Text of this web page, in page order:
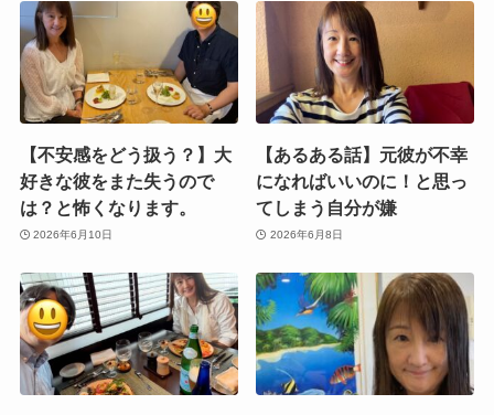
【不安感をどう扱う？】大
好きな彼をまた失うので
は？と怖くなります。
2026年6月10日
【あるある話】元彼が不幸
になればいいのに！と思っ
てしまう自分が嫌
2026年6月8日